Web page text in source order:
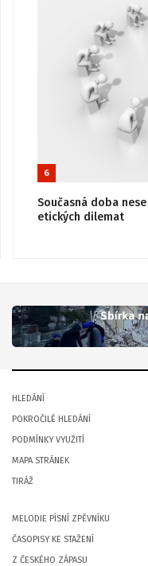
6
Současná doba
etických dilemat
HLEDÁNÍ
POKROČILÉ HLEDÁNÍ
PODMÍNKY VYUŽITÍ
MAPA STRÁNEK
TIRÁŽ
MELODIE PÍSNÍ ZPĚVNÍKU
ČASOPISY KE STAŽENÍ
Z ČESKÉHO ZÁPASU